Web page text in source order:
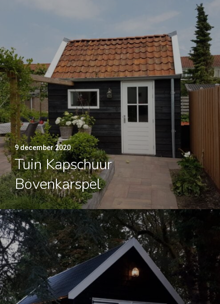
9 december 2020
Tuin Kapschuur
Bovenkarspel